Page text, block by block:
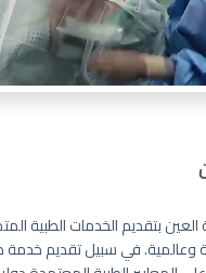
العين بتقديم الخدمات الطبية
وعالمية. في سبيل تقديم خدمة